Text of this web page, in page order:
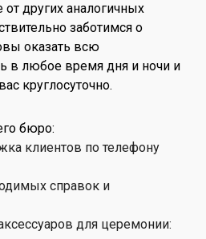
других аналогичных
заботимся о
оказать всю
в любое время дня и ночи и
круглосуточно.
бюро:
клиентов по телефону
справок и
для церемонии: